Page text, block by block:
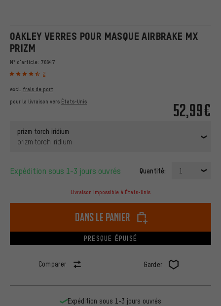
OAKLEY VERRES POUR MASQUE AIRBRAKE MX
PRIZM
N° d'article: 76647
2
52,99€
excl. frais de port
pour la livraison vers États-Unis
prizm torch iridium
prizm torch iridium
Expédition sous 1-3 jours ouvrés Quantité: 1
Livraison impossible à États-Unis
dans le panier
PRESQUE ÉPUISÉ
Comparer Garder
Expédition sous 1-3 jours ouvrés